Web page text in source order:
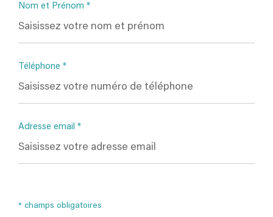
personnelles, nous vous invitons à ne pas inscrire de Données sensibles dans le champ de saisie
Politiques de Confidentialité
isationde Google s'appliquent.
Nom et Prénom *
Téléphone *
Adresse email *
* champs obligatoires